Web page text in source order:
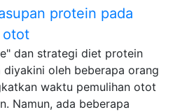
protein pada
otot
dan strategi diet protein
oleh beberapa orang
waktu pemulihan otot
Namun, ada beberapa